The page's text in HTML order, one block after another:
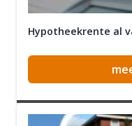
Hypotheekrente al